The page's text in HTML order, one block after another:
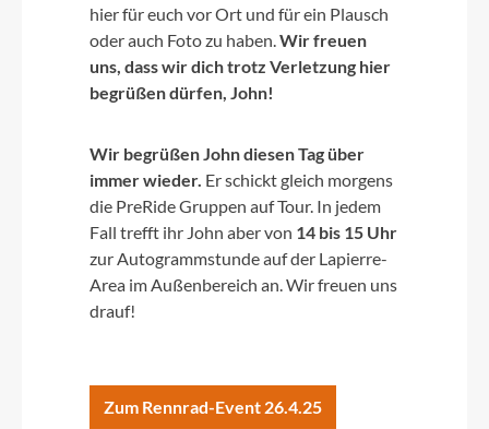
hier für euch vor Ort und für ein Plausch
oder auch Foto zu haben.Wir freuen
uns, dass wir dich trotz Verletzung hier
begrüßen dürfen, John!
Wir begrüßen John diesen Tag über
immer wieder. Er schickt gleich morgens
die PreRide Gruppen auf Tour. In jedem
Fall trefft ihr John aber von 14 bis 15 Uhr
zur Autogrammstunde auf der Lapierre-
Area im Außenbereich an. Wir freuen uns
drauf!
Zum Rennrad-Event 26.4.25